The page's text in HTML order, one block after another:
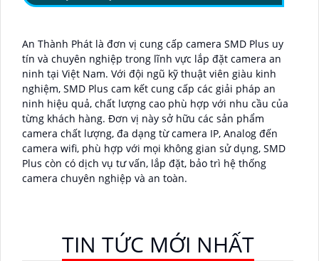
An Thành Phát là đơn vị cung cấp camera SMD Plus uy
tín và chuyên nghiệp trong lĩnh vực lắp đặt camera an
ninh tại Việt Nam. Với đội ngũ kỹ thuật viên giàu kinh
nghiệm, SMD Plus cam kết cung cấp các giải pháp an
ninh hiệu quả, chất lượng cao phù hợp với nhu cầu của
từng khách hàng. Đơn vị này sở hữu các sản phẩm
camera chất lượng, đa dạng từ camera IP, Analog đến
camera wifi, phù hợp với mọi không gian sử dụng, SMD
Plus còn có dịch vụ tư vấn, lắp đặt, bảo trì hệ thống
camera chuyên nghiệp và an toàn.
TIN TỨC MỚI NHẤT